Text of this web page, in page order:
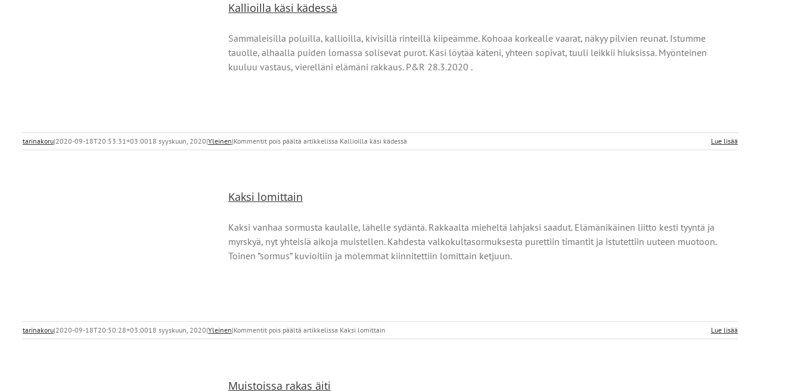
Kallioilla käsi kädessä
Sammaleisilla poluilla, kallioilla, kivisillä rinteillä kiipeämme. Kohoaa korkealle vaarat, näkyy pilvien reunat. Istumme
tauolle, alhaalla puiden lomassa solisevat purot. Käsi löytää käteni, yhteen sopivat, tuuli leikkii hiuksissa. Myönteinen
kuuluu vastaus, vierelläni elämäni rakkaus. P&R 28.3.2020 .
tarinakoru|2020-09-18T20:53:31+03:0018 syyskuun, 2020|Yleinen|Kommentit pois päältä artikkelissa Kallioilla käsi kädessä Lue lisää
Kaksi lomittain
Kaksi vanhaa sormusta kaulalle, lähelle sydäntä. Rakkaalta mieheltä lahjaksi saadut. Elämänikäinen liitto kesti tyyntä ja
myrskyä, nyt yhteisiä aikoja muistellen. Kahdesta valkokultasormuksesta purettiin timantit ja istutettiin uuteen muotoon.
Toinen ”sormus” kuvioitiin ja molemmat kiinnitettiin lomittain ketjuun.
tarinakoru|2020-09-18T20:50:28+03:0018 syyskuun, 2020|Yleinen|Kommentit pois päältä artikkelissa Kaksi lomittain Lue lisää
Muistoissa rakas äiti